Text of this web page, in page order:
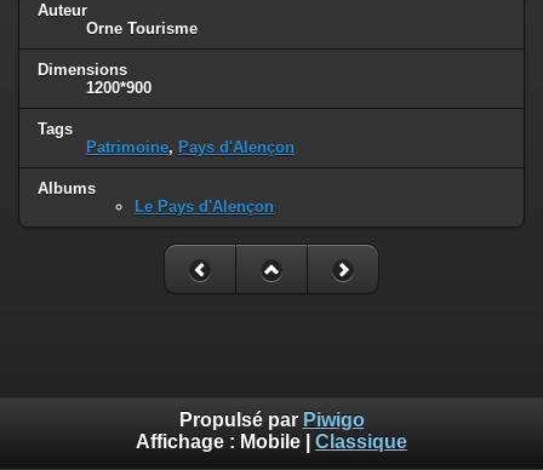
Auteur
Orne Tourisme
Dimensions
1200*900
Tags
Patrimoine, Pays d'Alençon
Albums
Le Pays d'Alençon
Propulsé par Piwigo
Affichage : Mobile Classique